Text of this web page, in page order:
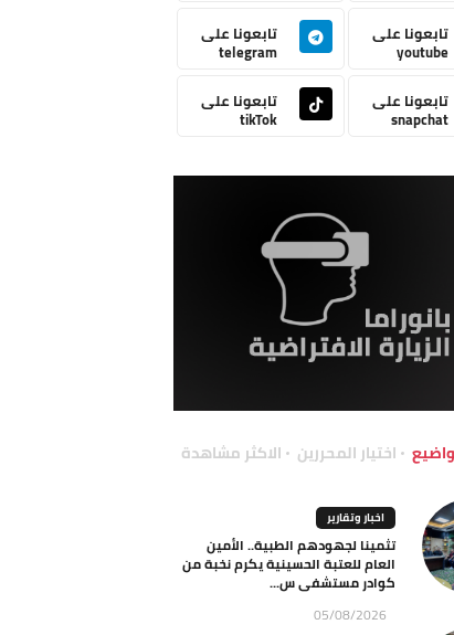
تابعونا على
youtube
تابعونا على
telegram
تابعونا على
snapchat
تابعونا على
tikTok
اختيار المحررين الاكثر مشاهدة
اخبار وتقارير
تثمينا لجهودهم الطبية.. الأمين
العام للعتبة الحسينية يكرم نخبة من
كوادر مستشفى س...
05/08/2026